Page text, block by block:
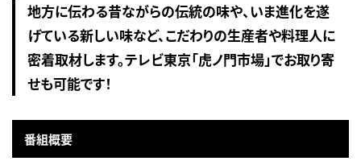
地方に伝わる昔ながらの伝統の味や、いま進化を遂
げている新しい味など、こだわりの生産者や料理人に
密着取材します。テレビ東京「虎ノ門市場」でお取り寄
せも可能です！
番組概要